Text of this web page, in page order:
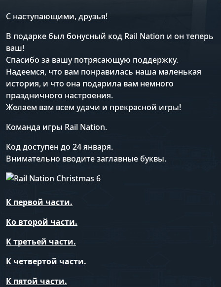
С наступающими, друзья!
В подарке был бонусный код Rail Nation и он теперь
ваш!
Спасибо за вашу потрясающую поддержку.
Надеемся, что вам понравилась наша маленькая
история, и что она подарила вам немного
праздничного настроения.
Желаем вам всем удачи и прекрасной игры!
Команда игры Rail Nation.
Код доступен до 24 января.
Внимательно вводите заглавные буквы.
К первой части.
Ко второй части.
К третьей части.
К четвертой части.
К пятой части.